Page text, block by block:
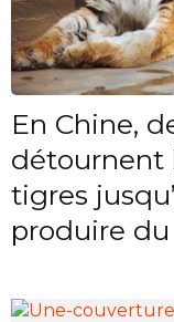
En Chine,
détournent
tigres
produire